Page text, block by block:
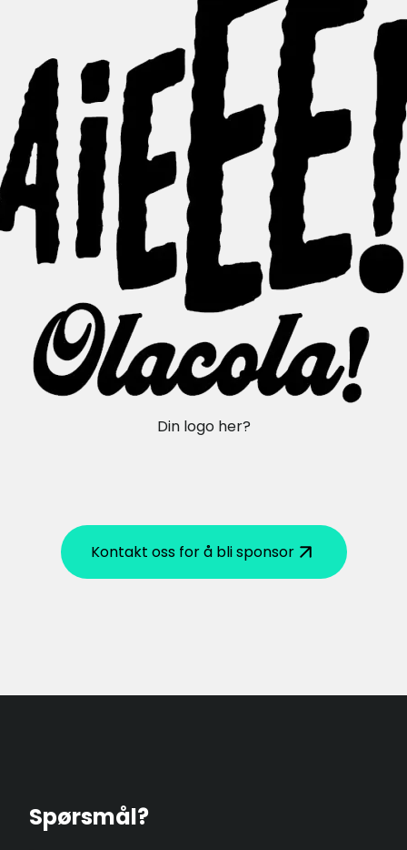
Din logo her?
Kontakt oss for å bli sponsor
Spørsmål?